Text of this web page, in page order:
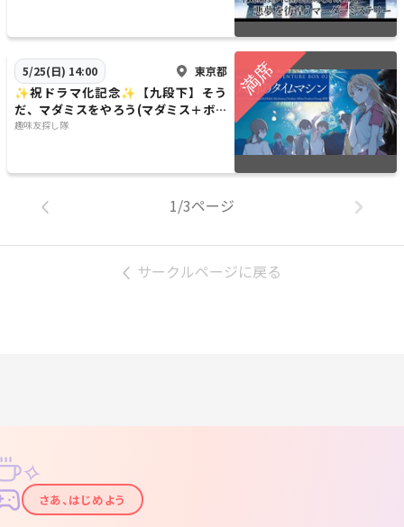
5/25(日) 14:00 東京都
✨祝ドラマ化記念✨【九段下】そう
だ、マダミスをやろう(マダミス＋ボド
ゲ会)【初心者歓迎】【1人参加歓迎】
趣味友探し隊
1/3ページ
サークルページに戻る
✦
✧
さあ、はじめよう